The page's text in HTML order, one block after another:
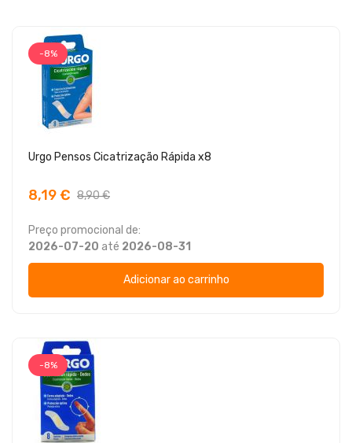
-8%
Urgo Pensos Cicatrização Rápida x8
8,19 € 8,90 €
Preço promocional de:
2026-07-20 até 2026-08-31
Adicionar ao carrinho
-8%